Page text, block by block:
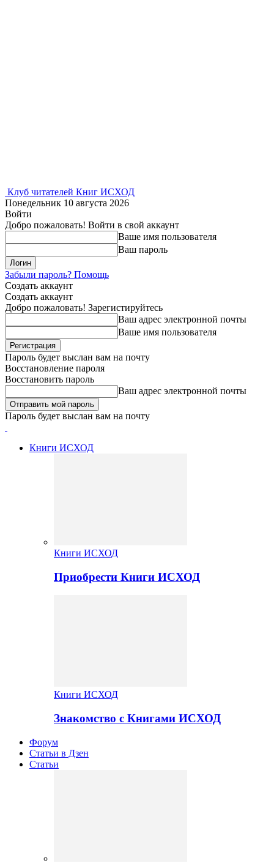
Клуб читателей Книг ИСХОД
Понедельник 10 августа 2026
Войти
Добро пожаловать! Войти в свой аккаунт
Ваше имя пользователя
Ваш пароль
Забыли пароль? Помощь
Создать аккаунт
Создать аккаунт
Добро пожаловать! Зарегистируйтесь
Ваш адрес электронной почты
Ваше имя пользователя
Пароль будет выслан вам на почту
Восстановление пароля
Восстановить пароль
Ваш адрес электронной почты
Пароль будет выслан вам на почту
Книги ИСХОД
Книги ИСХОД
Приобрести Книги ИСХОД
Книги ИСХОД
Знакомство с Книгами ИСХОД
Форум
Статьи в Дзен
Статьи